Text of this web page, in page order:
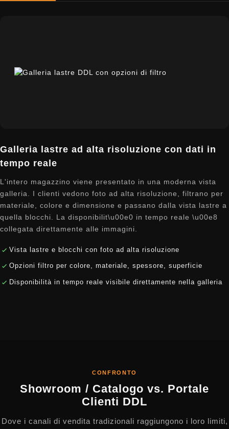
Galleria lastre ad alta risoluzione con dati in
tempo reale
L'intero magazzino viene presentato in una moderna vista
galleria. I clienti vedono foto ad alta risoluzione, filtrano per
materiale, colore e dimensione e passano dalla vista lastre a
quella blocchi. La disponibilit\u00e0 in tempo reale \u00e8
collegata direttamente alle immagini.
Vista lastre e blocchi con foto ad alta risoluzione
Opzioni filtro per colore, materiale, spessore, superficie
Disponibilità in tempo reale visibile direttamente nella galleria
CONFRONTO
Showroom / Catalogo vs. Portale
Clienti DDL
Dove i canali di vendita tradizionali raggiungono i loro limiti,